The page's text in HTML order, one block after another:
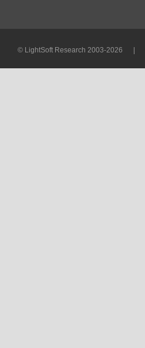
© LightSoft Research 2003-2026